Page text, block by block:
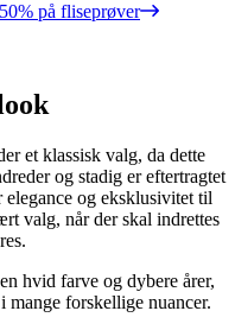
på fliseprøver
et klassisk valg, da dette
og stadig er eftertragtet
og eksklusivitet til
valg, når der skal indrettes
hvid farve og dybere årer,
forskellige nuancer.